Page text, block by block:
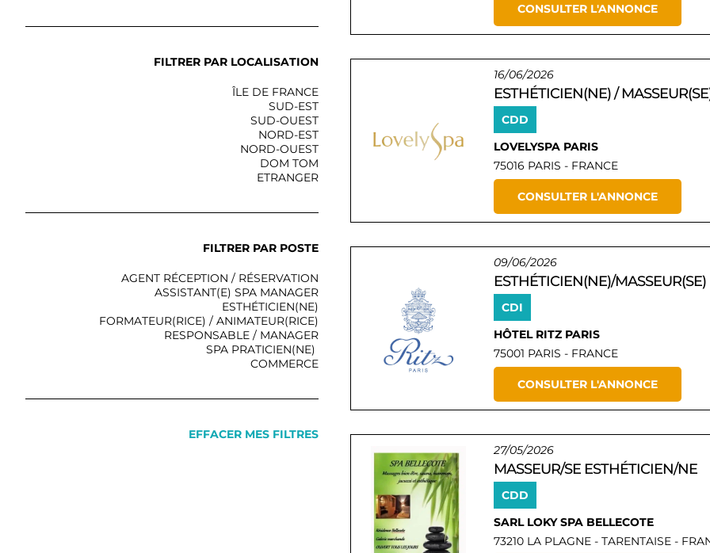
FILTRER PAR LOCALISATION
ÎLE DE FRANCE
SUD-EST
SUD-OUEST
NORD-EST
NORD-OUEST
DOM TOM
ETRANGER
FILTRER PAR POSTE
AGENT RÉCEPTION / RÉSERVATION
ASSISTANT(E) SPA MANAGER
ESTHÉTICIEN(NE)
FORMATEUR(RICE) / ANIMATEUR(RICE)
RESPONSABLE / MANAGER
SPA PRATICIEN(NE)
COMMERCE
EFFACER MES FILTRES
CONSULTER L'ANNONCE
16/06/2026
ESTHÉTICIEN(NE) /
CDD
LOVELYSPA PARIS
75016 PARIS - FRANCE
CONSULTER L'ANNONCE
09/06/2026
ESTHÉTICIEN(NE)/MASSEUR(SE)
CDI
HÔTEL RITZ PARIS
75001 PARIS - FRANCE
CONSULTER L'ANNONCE
27/05/2026
MASSEUR/SE ESTHÉTICIEN/NE
CDD
SARL LOKY SPA BELLECOTE
73210 LA PLAGNE - TARENTAISE -